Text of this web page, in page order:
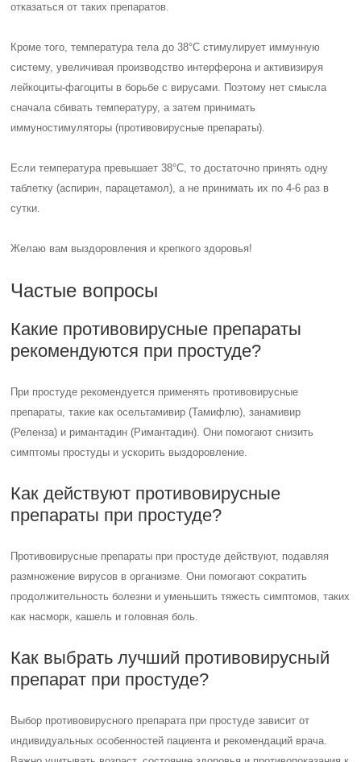
отказаться от таких препаратов.
Кроме того, температура тела до 38°C стимулирует иммунную
систему, увеличивая производство интерферона и активизируя
лейкоциты-фагоциты в борьбе с вирусами. Поэтому нет смысла
сначала сбивать температуру, а затем принимать
иммуностимуляторы (противовирусные препараты).
Если температура превышает 38°C, то достаточно принять одну
таблетку (аспирин, парацетамол), а не принимать их по 4-6 раз в
сутки.
Желаю вам выздоровления и крепкого здоровья!
Частые вопросы
Какие противовирусные препараты
рекомендуются при простуде?
При простуде рекомендуется применять противовирусные
препараты, такие как осельтамивир (Тамифлю), занамивир
(Реленза) и римантадин (Римантадин). Они помогают снизить
симптомы простуды и ускорить выздоровление.
Как действуют противовирусные
препараты при простуде?
Противовирусные препараты при простуде действуют, подавляя
размножение вирусов в организме. Они помогают сократить
продолжительность болезни и уменьшить тяжесть симптомов, таких
как насморк, кашель и головная боль.
Как выбрать лучший противовирусный
препарат при простуде?
Выбор противовирусного препарата при простуде зависит от
индивидуальных особенностей пациента и рекомендаций врача.